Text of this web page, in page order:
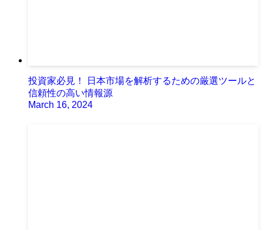
投資家必見！ 日本市場を解析するための厳選ツールと
信頼性の高い情報源
March 16, 2024